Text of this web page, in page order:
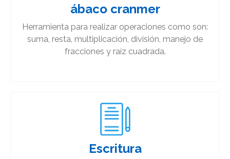
ábaco cranmer​
Herramienta para realizar operaciones como son:
suma, resta, multiplicación, división, manejo de
fracciones y raíz cuadrada.
Escritura